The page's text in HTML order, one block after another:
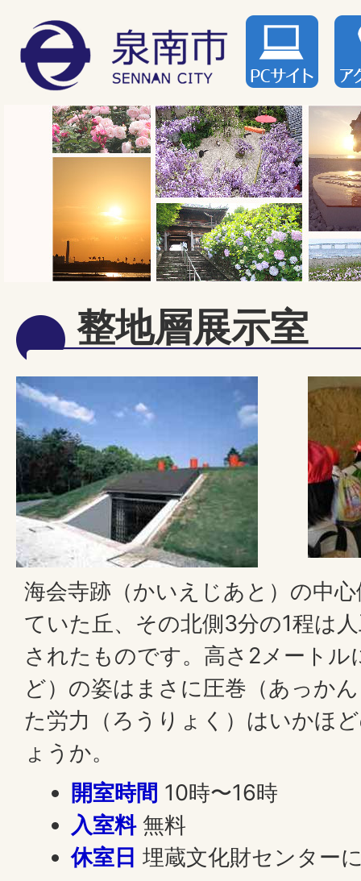
整地層展示室
海会寺跡（かいえじあと）の中
ていた丘、その北側3分の1程は
されたものです。高さ2メート
ど）の姿はまさに圧巻（あっか
た労力（ろうりょく）はいかほ
ょうか。
開室時間 10時〜16時
入室料無料
休室日 埋蔵文化財センター